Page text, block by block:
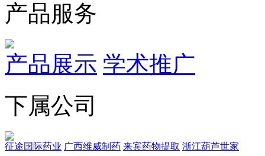
产品服务
产品展示 学术推广
下属公司
征途国际药业 广西维威制药 来宾药物提取 浙江葫芦世家